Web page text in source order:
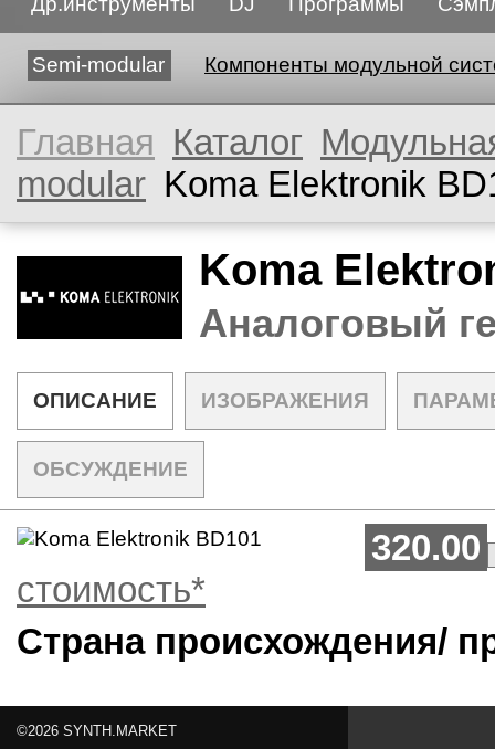
Semi-modular Компоненты модульной
Главная Каталог
modular Koma Elektronik
Koma
Аналоговый
ОПИСАНИЕ ИЗОБРАЖЕНИЯ
ОБСУЖДЕНИЕ
320.00
стоимость*
Страна происхождения/
©2026 SYNTH.MARKET